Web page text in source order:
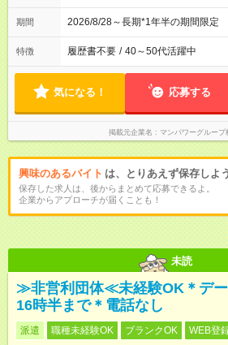
期間 2026/8/28～長期*1年半の期間限定
特徴 履歴書不要 / 40～50代活躍中
気になる！ 応募する
掲載元企業名 マンパワーグループ
興味のあるバイト は、とりあえず保存しよ
保存した求人は、後からまとめて応募できるよ。
企業からアプローチが届くことも！
未読
≫非営利団体≪未経験OK＊デー
16時半まで＊電話なし
派遣 職種未経験OK ブランクOK WEB登